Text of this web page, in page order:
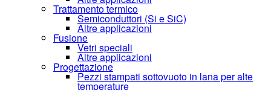
Trattamento termico
Semiconduttori (Si e SiC)
Altre applicazioni
Fusione
Vetri speciali
Altre applicazioni
Progettazione
Pezzi stampati sottovuoto in lana per alte
temperature